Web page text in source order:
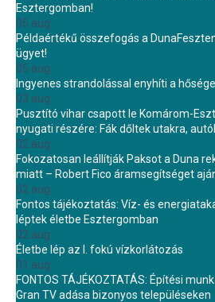
Esztergomban!
05 aug.
Példaértékű összefogás a
ügyet!
05 aug.
Ingyenes strandolással enyhíti a
03 aug.
Pusztító vihar csapott le Komárom-
nyugati részére: Fák dőltek utakra,
02 aug.
Fokozatosan leállítják Paksot a Duna
miatt – Robert Fico áramsegítséget
02 aug.
Fontos tájékoztatás: Víz- és
léptek életbe Esztergomban
02 aug.
Életbe lép az I. fokú vízkorlátozás
01 aug.
FONTOS TÁJÉKOZTATÁS: Építési
Gran TV adása bizonyos településeken